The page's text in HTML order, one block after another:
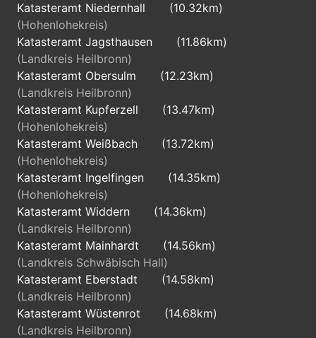
Katasteramt Niedernhall
(10.32km)
(Hohenlohekreis)
Katasteramt Jagsthausen
(11.86km)
(Landkreis Heilbronn)
Katasteramt Obersulm
(12.23km)
(Landkreis Heilbronn)
Katasteramt Kupferzell
(13.47km)
(Hohenlohekreis)
Katasteramt Weißbach
(13.72km)
(Hohenlohekreis)
Katasteramt Ingelfingen
(14.35km)
(Hohenlohekreis)
Katasteramt Widdern
(14.36km)
(Landkreis Heilbronn)
Katasteramt Mainhardt
(14.56km)
(Landkreis Schwäbisch Hall)
Katasteramt Eberstadt
(14.58km)
(Landkreis Heilbronn)
Katasteramt Wüstenrot
(14.68km)
(Landkreis Heilbronn)